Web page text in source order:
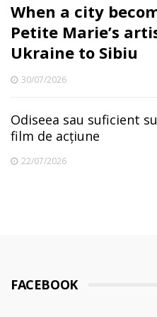
When a city
Petite Marie’s
Ukraine to Sibiu
30/07/2026
Odiseea sau suficient
film de acțiune
22/07/2026
FACEBOOK